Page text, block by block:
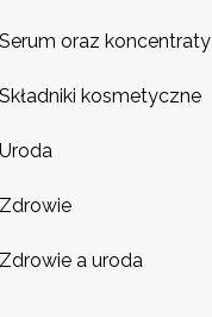
Serum oraz koncentraty
Składniki kosmetyczne
Uroda
Zdrowie
Zdrowie a uroda